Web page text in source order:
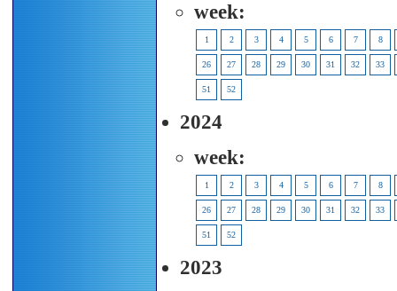
week:
1 2 3 4 5 6 7 8
26 27 28 29 30 31 32 33
51 52
2024
week:
1 2 3 4 5 6 7 8
26 27 28 29 30 31 32 33
51 52
2023